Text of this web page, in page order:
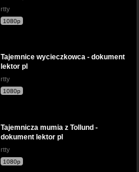
rtty
1080p
Tajemnice wycieczkowca - dokument
lektor pl
rtty
1080p
Tajemnicza mumia z Tollund -
dokument lektor pl
rtty
1080p